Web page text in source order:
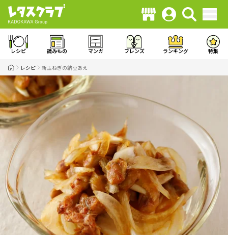
レシピ 読みもの マンガ フレンズ ランキング 特集
レシピ 新玉ねぎの納豆あえ